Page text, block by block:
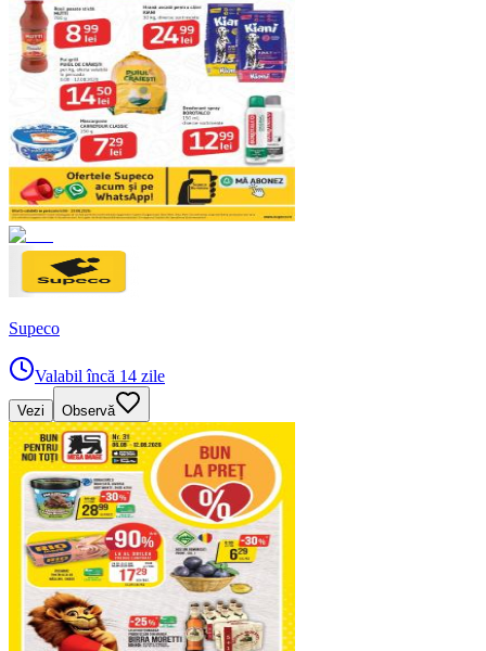
Supeco
Valabil încă 14 zile
Vezi Observă